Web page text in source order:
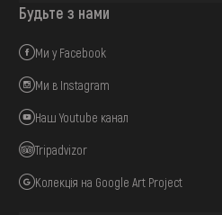
Будьте з нами
Ми у Facebook
Ми в Instagram
Наш Youtube канал
Tripadvizor
Колекція на Google Art Project